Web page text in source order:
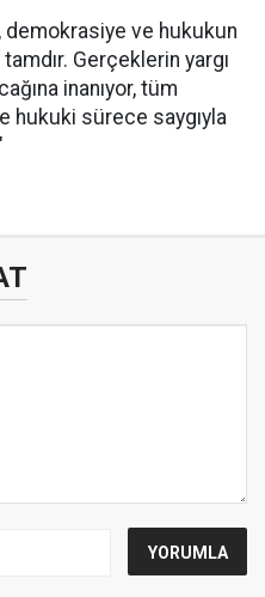
demokrasiye ve hukukun
Gerçeklerin yargı
inanıyor, tüm
hukuki sürece saygıyla